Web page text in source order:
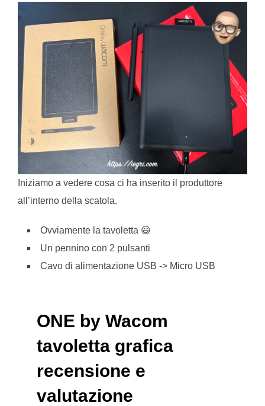
Iniziamo a vedere cosa ci ha inserito il produttore
all’interno della scatola.
Ovviamente la tavoletta 😃
Un pennino con 2 pulsanti
Cavo di alimentazione USB -> Micro USB
ONE by Wacom
tavoletta grafica
recensione e
valutazione